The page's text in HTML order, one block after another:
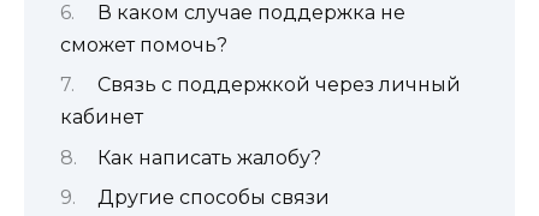
В каком случае поддержка не
сможет помочь?
Связь с поддержкой через личный
кабинет
Как написать жалобу?
Другие способы связи